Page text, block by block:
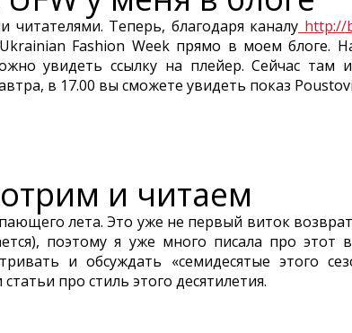
читателями. Теперь, благодаря каналу http://
Fashion Week прямо в моем блоге.
увидеть ссылку на плейер. Сейчас там
в 17.00 вы сможете увидеть показ
и читаем
лета. Это уже не первый виток
поэтому я уже много писала про этот
и обсуждать «семидесятые этого
про стиль этого десятилетия.